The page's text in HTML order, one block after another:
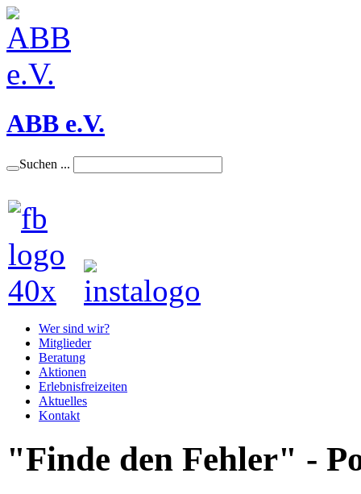
ABB e.V.
Suchen ...
Wer sind wir?
Mitglieder
Beratung
Aktionen
Erlebnisfreizeiten
Aktuelles
Kontakt
"Finde den Fehler" -